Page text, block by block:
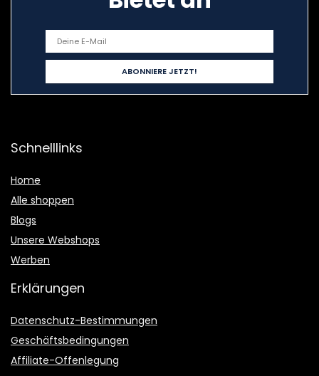
Schnelllinks
Home
Alle shoppen
Blogs
Unsere Webshops
Werben
Erklärungen
Datenschutz-Bestimmungen
Geschäftsbedingungen
Affiliate-Offenlegung